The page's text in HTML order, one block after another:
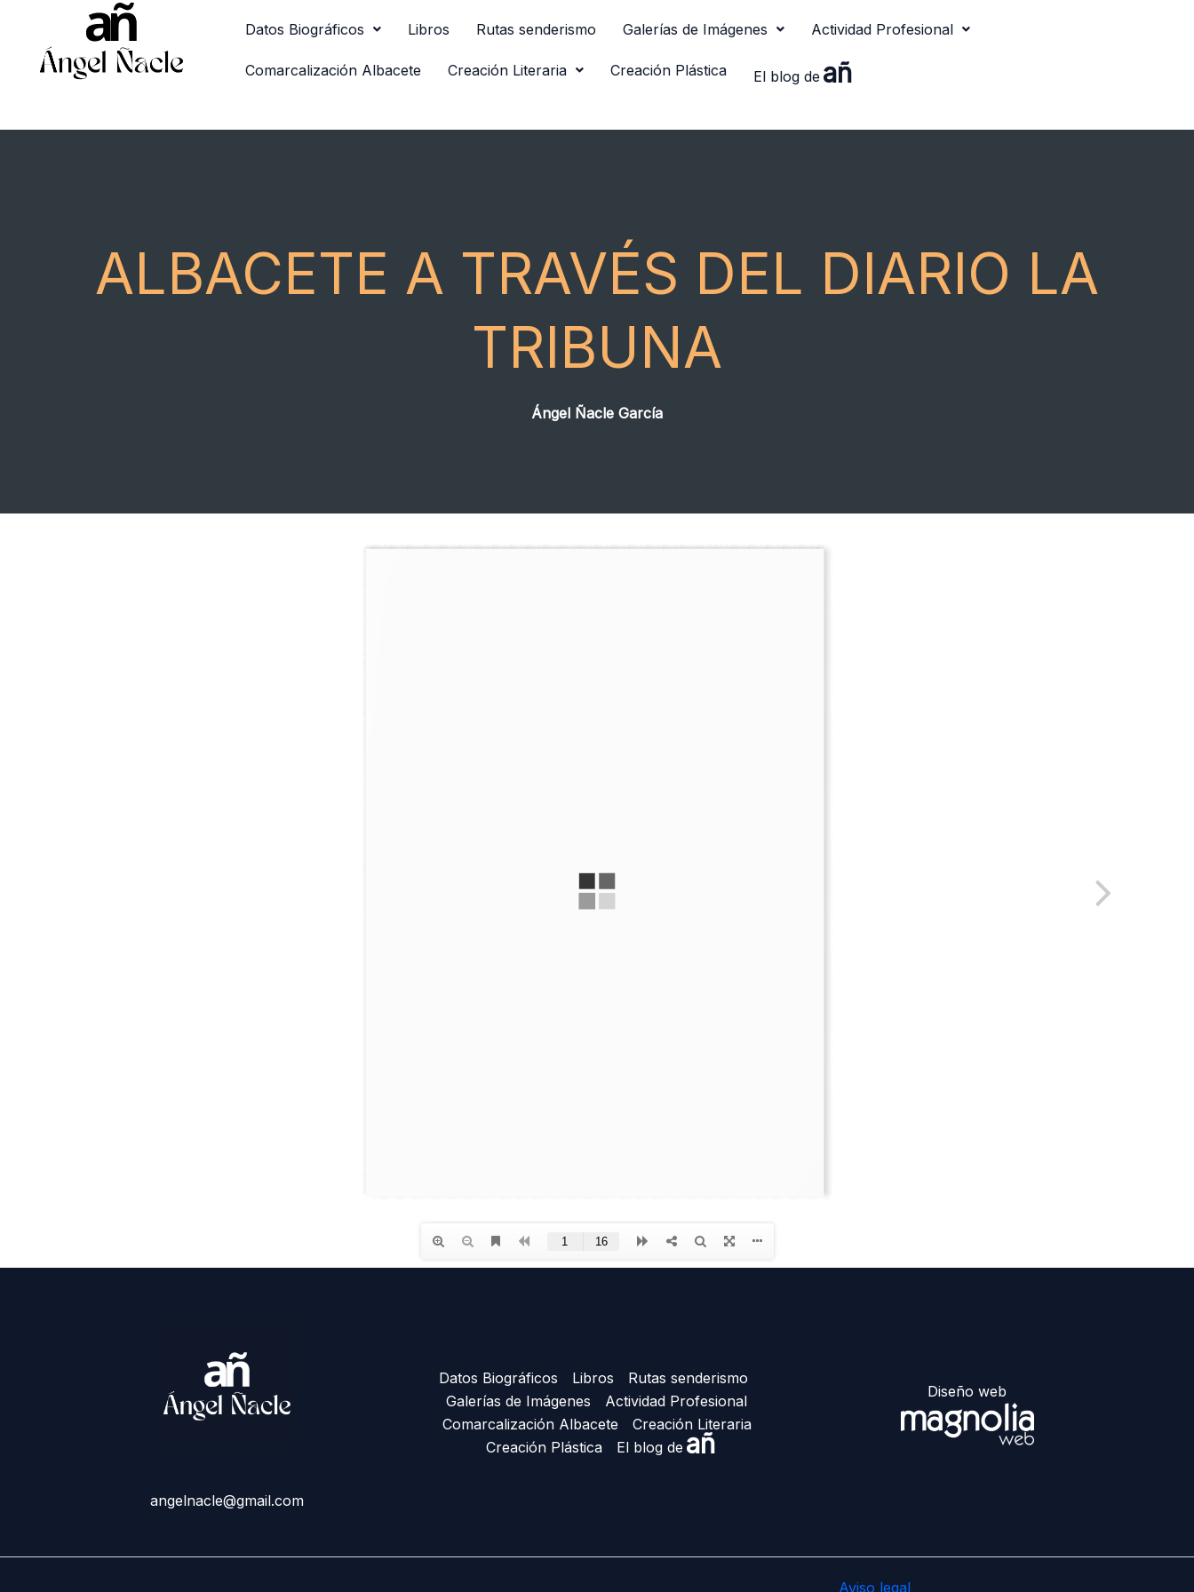
contenido
Datos Biográficos Libros Rutas senderismo Galerías de Imágenes Actividad Profesional
Comarcalización Albacete Creación Literaria Creación Plástica El blog de añ
ALBACETE A TRAVÉS DEL DIARIO LA
TRIBUNA
Ángel Ñacle García
angelnacle@gmail.com
Datos Biográficos Libros
Rutas senderismo
Galerías de Imágenes
Actividad Profesional
Comarcalización Albacete
Creación Literaria
Creación Plástica
El blog de añ
Diseño web
Aviso legal